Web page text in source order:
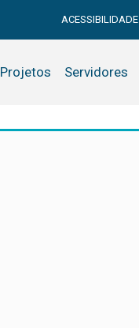
ACESSIBILIDADE
Projetos Servidores